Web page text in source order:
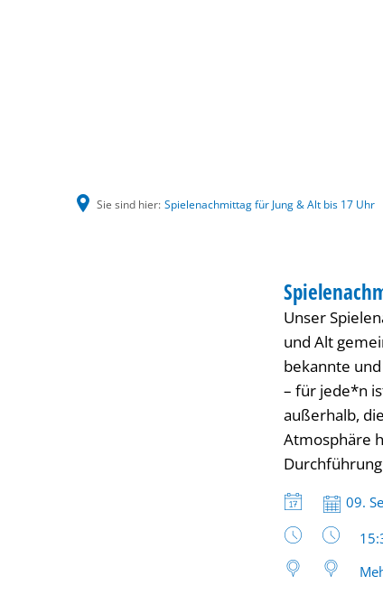
Sie sind hier: Spielenachmittag für Jung & Alt bis 17 Uhr
KATEGORIE:
Unser
und Alt
bekannte
– für jede*n
außerhalb,
Atmosphäre
Datum:
09.